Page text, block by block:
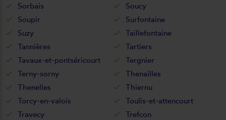
Sorbais
Soucy
Soupir
Surfontaine
Suzy
Taillefontaine
Tannières
Tartiers
Tavaux-et-pontséricourt
Tergnier
Terny-sorny
Thenailles
Thenelles
Thiernu
Torcy-en-valois
Toulis-et-attencourt
Travecy
Trefcon